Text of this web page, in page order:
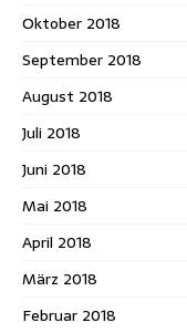
Oktober 2018
September 2018
August 2018
Juli 2018
Juni 2018
Mai 2018
April 2018
März 2018
Februar 2018